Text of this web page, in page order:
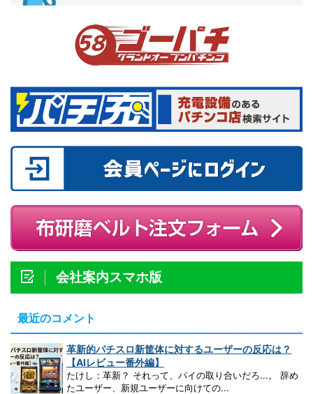
会社案内スマホ版
最近のコメント
革新的パチスロ新筐体に対するユーザーの反応は？
【AIレビュー番外編】
たけし：革新？ それって、パイの取り合いだろ...。 辞め
たユーザー、新規ユーザーに向けての...